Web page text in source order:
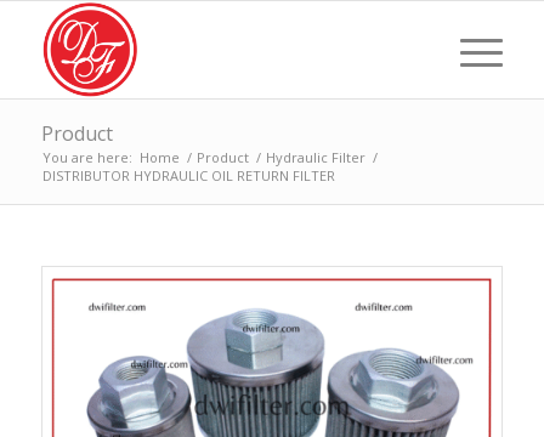
Product
You are here: Home / Product / Hydraulic Filter /
DISTRIBUTOR HYDRAULIC OIL RETURN FILTER